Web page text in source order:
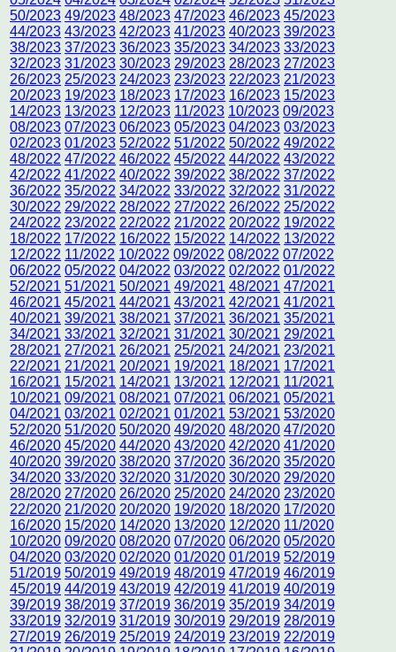
50/2023 49/2023 48/2023 47/2023 46/2023 45/2023
44/2023 43/2023 42/2023 41/2023 40/2023 39/2023
38/2023 37/2023 36/2023 35/2023 34/2023 33/2023
32/2023 31/2023 30/2023 29/2023 28/2023 27/2023
26/2023 25/2023 24/2023 23/2023 22/2023 21/2023
20/2023 19/2023 18/2023 17/2023 16/2023 15/2023
14/2023 13/2023 12/2023 11/2023 10/2023 09/2023
08/2023 07/2023 06/2023 05/2023 04/2023 03/2023
02/2023 01/2023 52/2022 51/2022 50/2022 49/2022
48/2022 47/2022 46/2022 45/2022 44/2022 43/2022
42/2022 41/2022 40/2022 39/2022 38/2022 37/2022
36/2022 35/2022 34/2022 33/2022 32/2022 31/2022
30/2022 29/2022 28/2022 27/2022 26/2022 25/2022
24/2022 23/2022 22/2022 21/2022 20/2022 19/2022
18/2022 17/2022 16/2022 15/2022 14/2022 13/2022
12/2022 11/2022 10/2022 09/2022 08/2022 07/2022
06/2022 05/2022 04/2022 03/2022 02/2022 01/2022
52/2021 51/2021 50/2021 49/2021 48/2021 47/2021
46/2021 45/2021 44/2021 43/2021 42/2021 41/2021
40/2021 39/2021 38/2021 37/2021 36/2021 35/2021
34/2021 33/2021 32/2021 31/2021 30/2021 29/2021
28/2021 27/2021 26/2021 25/2021 24/2021 23/2021
22/2021 21/2021 20/2021 19/2021 18/2021 17/2021
16/2021 15/2021 14/2021 13/2021 12/2021 11/2021
10/2021 09/2021 08/2021 07/2021 06/2021 05/2021
04/2021 03/2021 02/2021 01/2021 53/2021 53/2020
52/2020 51/2020 50/2020 49/2020 48/2020 47/2020
46/2020 45/2020 44/2020 43/2020 42/2020 41/2020
40/2020 39/2020 38/2020 37/2020 36/2020 35/2020
34/2020 33/2020 32/2020 31/2020 30/2020 29/2020
28/2020 27/2020 26/2020 25/2020 24/2020 23/2020
22/2020 21/2020 20/2020 19/2020 18/2020 17/2020
16/2020 15/2020 14/2020 13/2020 12/2020 11/2020
10/2020 09/2020 08/2020 07/2020 06/2020 05/2020
04/2020 03/2020 02/2020 01/2020 01/2019 52/2019
51/2019 50/2019 49/2019 48/2019 47/2019 46/2019
45/2019 44/2019 43/2019 42/2019 41/2019 40/2019
39/2019 38/2019 37/2019 36/2019 35/2019 34/2019
33/2019 32/2019 31/2019 30/2019 29/2019 28/2019
27/2019 26/2019 25/2019 24/2019 23/2019 22/2019